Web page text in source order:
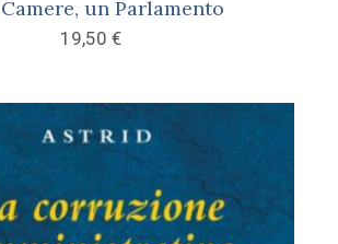
un Parlamento
19,50 €